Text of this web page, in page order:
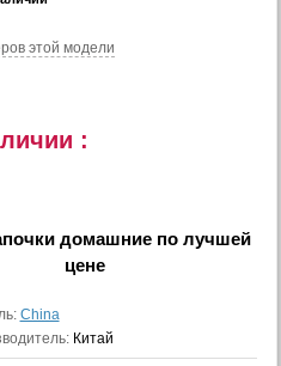
этой модели
:
домашниепо лучшей
цене
China
Китай